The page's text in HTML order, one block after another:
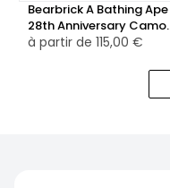
Bearbrick A Bathing Ape
28th Anniversary Camo
#1 100% Green Yellow
à partir de 115,00 €